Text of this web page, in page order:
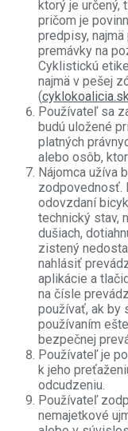
ktorý je určený,
pričom je
predpisy,
premávky na
Cyklistickú
najmä v pešej
(
Používateľ sa
budú uložené
platných
alebo osôb,
Nájomca užíva
zodpovednosť.
odovzdaní
technický stav,
dušiach,
zistený
nahlásiť
aplikácie a
na čísle
používať, ak by
používaním
bezpečnej
Používateľ je
k jeho
odcudzeniu.
Používateľ
nemajetkové